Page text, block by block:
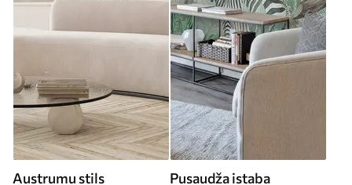
Austrumu stils Pusaudža istaba